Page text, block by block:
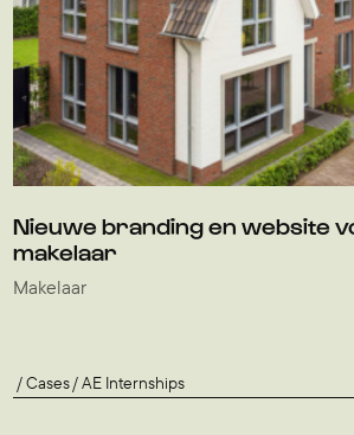
Nieuwe branding en website
makelaar
Makelaar
Cases AE Internships